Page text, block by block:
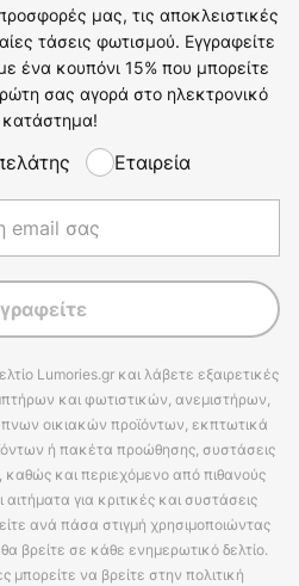
μας, τις αποκλειστικές
τάσεις φωτισμού. Εγγραφείτε
ένα κουπόνι 15% που μπορείτε
σας αγορά στο ηλεκτρονικό
Εταιρεία
Lumories.gr και λάβετε εξαιρετικές
και φωτιστικών, ανεμιστήρων,
οικιακών προϊόντων, εκπτωτικά
ή πακέτα προώθησης, συστάσεις
καθώς και περιεχόμενο από πιθανούς
για κριτικές και συστάσεις
ανά πάσα στιγμή χρησιμοποιώντας
βρείτε σε κάθε ενημερωτικό δελτίο.
μπορείτε να βρείτε στην πολιτική